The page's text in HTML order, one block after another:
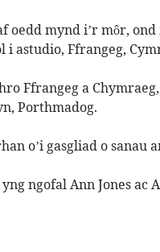
oedd mynd i’r môr,
i astudio, Ffrangeg,
Ffrangeg a
Porthmadog.
o’i gasgliad o sanau
ngofal Ann Jones ac